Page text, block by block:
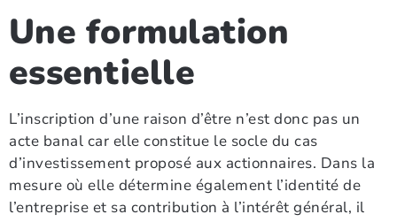
Une formulation
essentielle
L’inscription d’une raison d’être n’est donc pas un
acte banal car elle constitue le socle du cas
d’investissement proposé aux actionnaires. Dans la
mesure où elle détermine également l’identité de
l’entreprise et sa contribution à l’intérêt général, il